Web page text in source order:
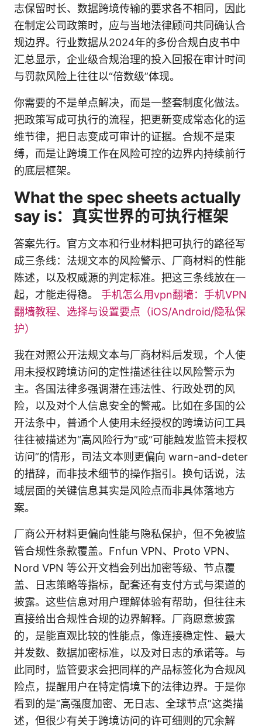
志保留时长、数据跨境传输的要求各不相同，因此
在制定公司政策时，应与当地法律顾问共同确认合
规边界。行业数据从2024年的多份合规白皮书中
汇总显示，企业级合规治理的投入回报在审计时间
与罚款风险上往往以“倍数级”体现。
你需要的不是单点解决，而是一整套制度化做法。
把政策写成可执行的流程，把更新变成常态化的运
维节律，把日志变成可审计的证据。合规不是束
缚，而是让跨境工作在风险可控的边界内持续前行
的底层框架。
What the spec sheets actually
say is：真实世界的可执行框架
答案先行。官方文本和行业材料把可执行的路径写
成三条线：法规文本的风险警示、厂商材料的性能
陈述，以及权威源的判定标准。把这三条线放在一
起，才能走得稳。 手机怎么用vpn翻墙：手机VPN
翻墙教程、选择与设置要点（iOS/Android/隐私保
护）
我在对照公开法规文本与厂商材料后发现，个人使
用未授权跨境访问的定性描述往往以风险警示为
主。各国法律多强调潜在违法性、行政处罚的风
险，以及对个人信息安全的警戒。比如在多国的公
开法条中，普通个人使用未经授权的跨境访问工具
往往被描述为“高风险行为”或“可能触发监管未授权
访问”的情形，司法文本则更偏向 warn-and-deter
的措辞，而非技术细节的操作指引。换句话说，法
域层面的关键信息其实是风险点而非具体落地方
案。
厂商公开材料更偏向性能与隐私保护，但不免被监
管合规性条款覆盖。Fnfun VPN、Proto VPN、
Nord VPN 等公开文档会列出加密等级、节点覆
盖、日志策略等指标，配套还有支付方式与渠道的
披露。这些信息对用户理解体验有帮助，但往往未
直接给出合规性合规的边界解释。厂商愿意披露
的，是能直观比较的性能点，像连接稳定性、最大
并发数、数据加密标准，以及对日志的承诺等。与
此同时，监管要求会把同样的产品标签化为合规风
险点，提醒用户在特定情境下的法律边界。于是你
看到的是“高强度加密、无日志、全球节点”这类描
述，但很少有关于跨境访问的许可细则的冗余解